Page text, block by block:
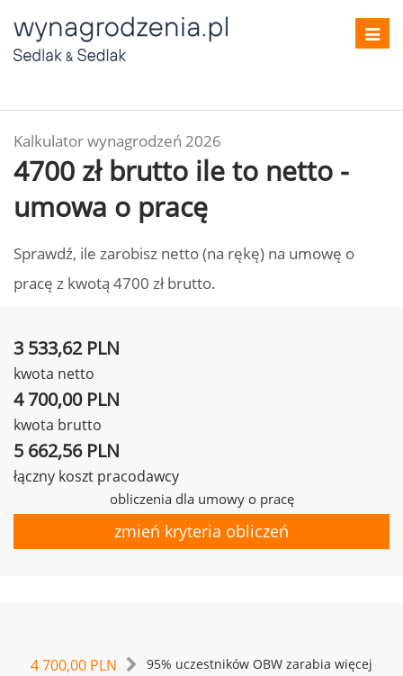
Kalkulator wynagrodzeń 2026
4700 zł brutto ile to netto -
umowa o pracę
Sprawdź, ile zarobisz netto (na rękę) na umowę o
pracę z kwotą 4700 zł brutto.
3 533,62 PLN
kwota netto
4 700,00 PLN
kwota brutto
5 662,56 PLN
łączny koszt pracodawcy
obliczenia dla umowy o pracę
zmień kryteria obliczeń
4 700,00 PLN 95% uczestników OBW zarabia więcej